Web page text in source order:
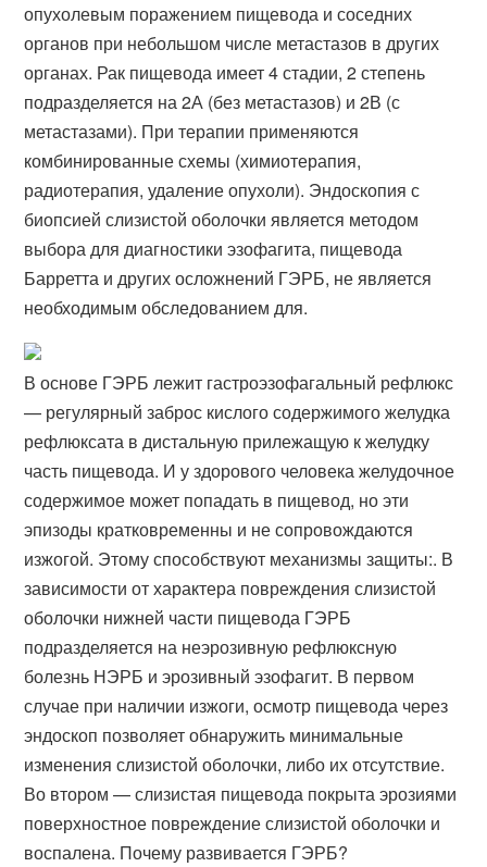
опухолевым поражением пищевода и соседних
органов при небольшом числе метастазов в других
органах. Рак пищевода имеет 4 стадии, 2 степень
подразделяется на 2А (без метастазов) и 2В (с
метастазами). При терапии применяются
комбинированные схемы (химиотерапия,
радиотерапия, удаление опухоли). Эндоскопия с
биопсией слизистой оболочки является методом
выбора для диагностики эзофагита, пищевода
Барретта и других осложнений ГЭРБ, не является
необходимым обследованием для.
В основе ГЭРБ лежит гастроэзофагальный рефлюкс
— регулярный заброс кислого содержимого желудка
рефлюксата в дистальную прилежащую к желудку
часть пищевода. И у здорового человека желудочное
содержимое может попадать в пищевод, но эти
эпизоды кратковременны и не сопровождаются
изжогой. Этому способствуют механизмы защиты:. В
зависимости от характера повреждения слизистой
оболочки нижней части пищевода ГЭРБ
подразделяется на неэрозивную рефлюксную
болезнь НЭРБ и эрозивный эзофагит. В первом
случае при наличии изжоги, осмотр пищевода через
эндоскоп позволяет обнаружить минимальные
изменения слизистой оболочки, либо их отсутствие.
Во втором — слизистая пищевода покрыта эрозиями
поверхностное повреждение слизистой оболочки и
воспалена. Почему развивается ГЭРБ?